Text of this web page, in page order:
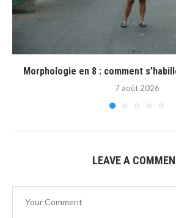
Morphologie en 8 : comment
7 août 2026
LEAVE A